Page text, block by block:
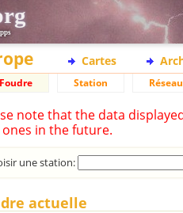
Cartes
Foudre Station Réseau
note that the data
ones in the future.
une station:
actuelle